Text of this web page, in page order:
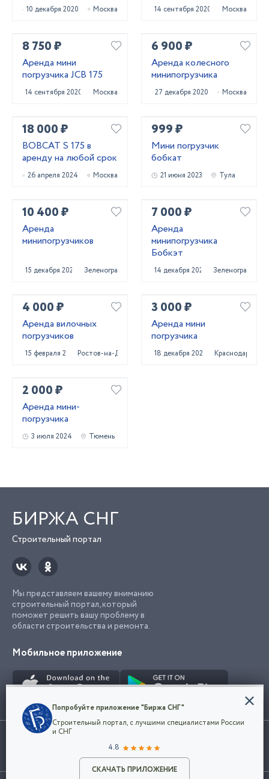
Разместить объявление
10 декабря 2020 Москва 14 сентября 2020 Москва
8 750 ₽
Аренда мини
погрузчика JCB 175
14 сентября 2020 Москва
6 900 ₽
Аренда колесного
минипогрузчика
27 декабря 2020 Москва
18 000 ₽
BOBCAT S 175 в
аренду на любой срок
26 апреля 2024 Москва
999 ₽
Мини погрузчик
бобкат
21 июня 2023 Тула
10 400 ₽
Аренда
минипогрузчиков
15 декабря 2020 Зеленоград
7 000 ₽
Аренда
минипогрузчика
Бобкэт
14 декабря 2020 Зеленоград
4 000 ₽
Аренда вилочных
погрузчиков
15 февраля 2024Ростов-на-Дону
3 000 ₽
Аренда мини
погрузчика
18 декабря 2022 Краснодар
2 000 ₽
Аренда мини-
погрузчика
3 июля 2024 Тюмень
БИРЖА СНГ
Строительный портал
Мы представляем вашему вниманию
строительный портал, который
поможет решить вашу проблему в
области строительства и ремонта.
Мобильное приложение
Использование сайта, в том числе подача объявлений, означает
марки представленные на сайте являются собственностью их
Конфиденциальность
Мы используем файлы cookie, чтобы сделать
наш сайт удобным для каждого
Политикой конфиденциальности компании
и принимаете условия использования cookie.
Попробуйте приложение "Биржа СНГ"
Строительный портал, с лучшими специалистами России
и СНГ
4.8
СКАЧАТЬ ПРИЛОЖЕНИЕ